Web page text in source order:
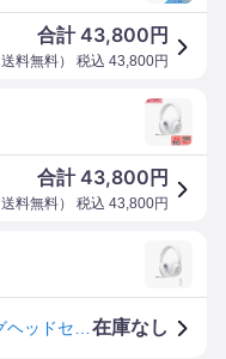
合計43,800 円
送料無料） 税込 43,800円
合計43,800 円
送料無料） 税込 43,800円
在庫なし